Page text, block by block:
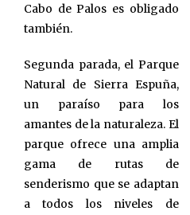
Cabo de Palos es obligado
también.
Segunda parada, el Parque
Natural de Sierra Espuña,
un paraíso para los
amantes de la naturaleza. El
parque ofrece una amplia
gama de rutas de
senderismo que se adaptan
a todos los niveles de